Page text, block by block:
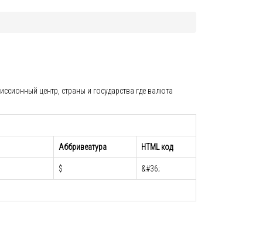
центр, страны и государства где валюта
Аббривеатура HTML код
$ &#36;